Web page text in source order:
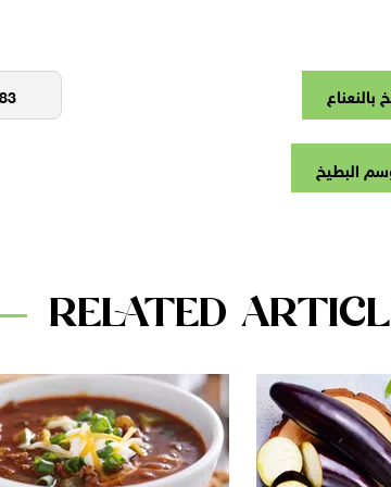
البطيخ
RELATED